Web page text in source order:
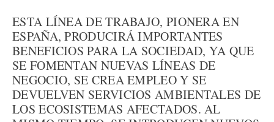
ESTA LÍNEA DE TRABAJO, PIONERA EN
ESPAÑA, PRODUCIRÁ IMPORTANTES
BENEFICIOS PARA LA SOCIEDAD, YA QUE
SE FOMENTAN NUEVAS LÍNEAS DE
NEGOCIO, SE CREA EMPLEO Y SE
DEVUELVEN SERVICIOS AMBIENTALES DE
LOS ECOSISTEMAS AFECTADOS. AL